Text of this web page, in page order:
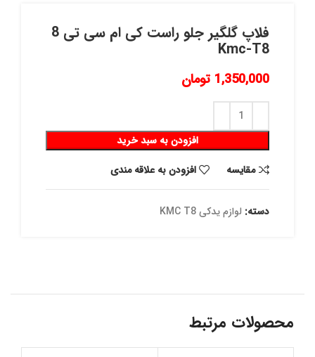
فلاپ گلگیر جلو راست کی ام سی تی 8
Kmc-T8
1,350,000 تومان
افزودن به سبد خرید
مقايسه
افزودن به علاقه مندی
دسته: لوازم یدکی KMC T8
محصولات مرتبط